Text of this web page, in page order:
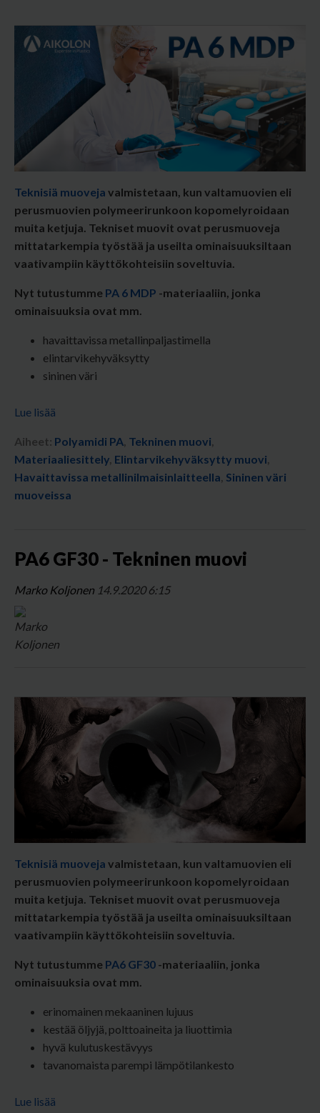
Teknisiä muoveja valmistetaan, kun valtamuovien eli
perusmuovien polymeerirunkoon kopomelyroidaan
muita ketjuja. Tekniset muovit ovat perusmuoveja
mittatarkempia työstää ja useilta ominaisuuksiltaan
vaativampiin käyttökohteisiin soveltuvia.
Nyt tutustumme PA 6 MDP -materiaaliin, jonka
ominaisuuksia ovat mm.
havaittavissa metallinpaljastimella
elintarvikehyväksytty
sininen väri
Lue lisää
Aiheet: Polyamidi PA, Tekninen muovi,
Materiaaliesittely, Elintarvikehyväksytty muovi,
Havaittavissa metallinilmaisinlaitteella, Sininen väri
muoveissa
PA6 GF30 - Tekninen muovi
Marko Koljonen 14.9.2020 6:15
Teknisiä muoveja valmistetaan, kun valtamuovien eli
perusmuovien polymeerirunkoon kopomelyroidaan
muita ketjuja. Tekniset muovit ovat perusmuoveja
mittatarkempia työstää ja useilta ominaisuuksiltaan
vaativampiin käyttökohteisiin soveltuvia.
Nyt tutustumme PA6 GF30 -materiaaliin, jonka
ominaisuuksia ovat mm.
erinomainen mekaaninen lujuus
kestää öljyjä, polttoaineita ja liuottimia
hyvä kulutuskestävyys
tavanomaista parempi lämpötilankesto
Lue lisää